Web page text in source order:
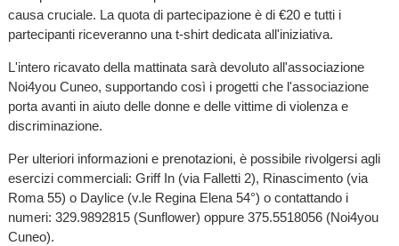
causa cruciale. La quota di partecipazione è di €20 e tutti i
partecipanti riceveranno una t-shirt dedicata all'iniziativa.
L'intero ricavato della mattinata sarà devoluto all'associazione
Noi4you Cuneo, supportando così i progetti che l'associazione
porta avanti in aiuto delle donne e delle vittime di violenza e
discriminazione.
Per ulteriori informazioni e prenotazioni, è possibile rivolgersi agli
esercizi commerciali: Griff In (via Falletti 2), Rinascimento (via
Roma 55) o Daylice (v.le Regina Elena 54°) o contattando i
numeri: 329.9892815 (Sunflower) oppure 375.5518056 (Noi4you
Cuneo).